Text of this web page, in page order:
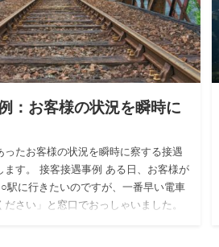
：お客様の状況を瞬時に
ったお客様の状況を瞬時に察する接遇
ます。 接客接遇事例 ある日、お客様が
駅に行きたいのですが、一番早い電車
さい」と窓口でおっしゃいました。